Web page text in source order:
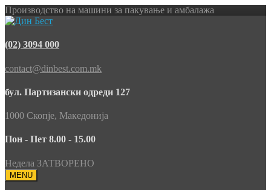
Производство на машини за пакување и амбалажа
(02) 3094 000
contact@dinbest.com.mk
бул. Партизански одреди 127
1000 Скопје, Македонија
Пон - Пет 8.00 - 15.00
Недела ЗАТВОРЕНО
MENU